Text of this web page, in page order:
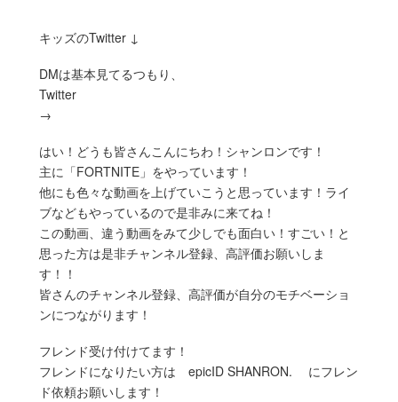
キッズのTwitter ↓
DMは基本見てるつもり、
Twitter
→
はい！どうも皆さんこんにちわ！シャンロンです！
主に「FORTNITE」をやっています！
他にも色々な動画を上げていこうと思っています！ライ
ブなどもやっているので是非みに来てね！
この動画、違う動画をみて少しでも面白い！すごい！と
思った方は是非チャンネル登録、高評価お願いしま
す！！
皆さんのチャンネル登録、高評価が自分のモチベーショ
ンにつながります！
フレンド受け付けてます！
フレンドになりたい方は epicID SHANRON. にフレン
ド依頼お願いします！